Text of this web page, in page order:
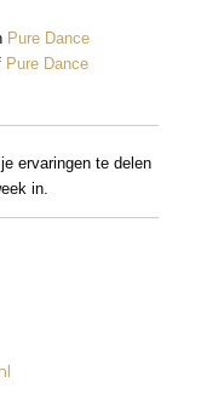
Pure Dance
Pure Dance
ervaringen te delen
in.